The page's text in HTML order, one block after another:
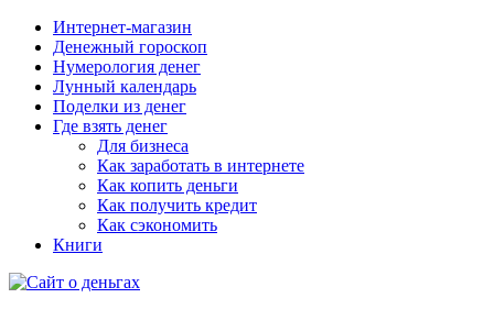
Интернет-магазин
Денежный гороскоп
Нумерология денег
Лунный календарь
Поделки из денег
Где взять денег
Для бизнеса
Как заработать в интернете
Как копить деньги
Как получить кредит
Как сэкономить
Книги